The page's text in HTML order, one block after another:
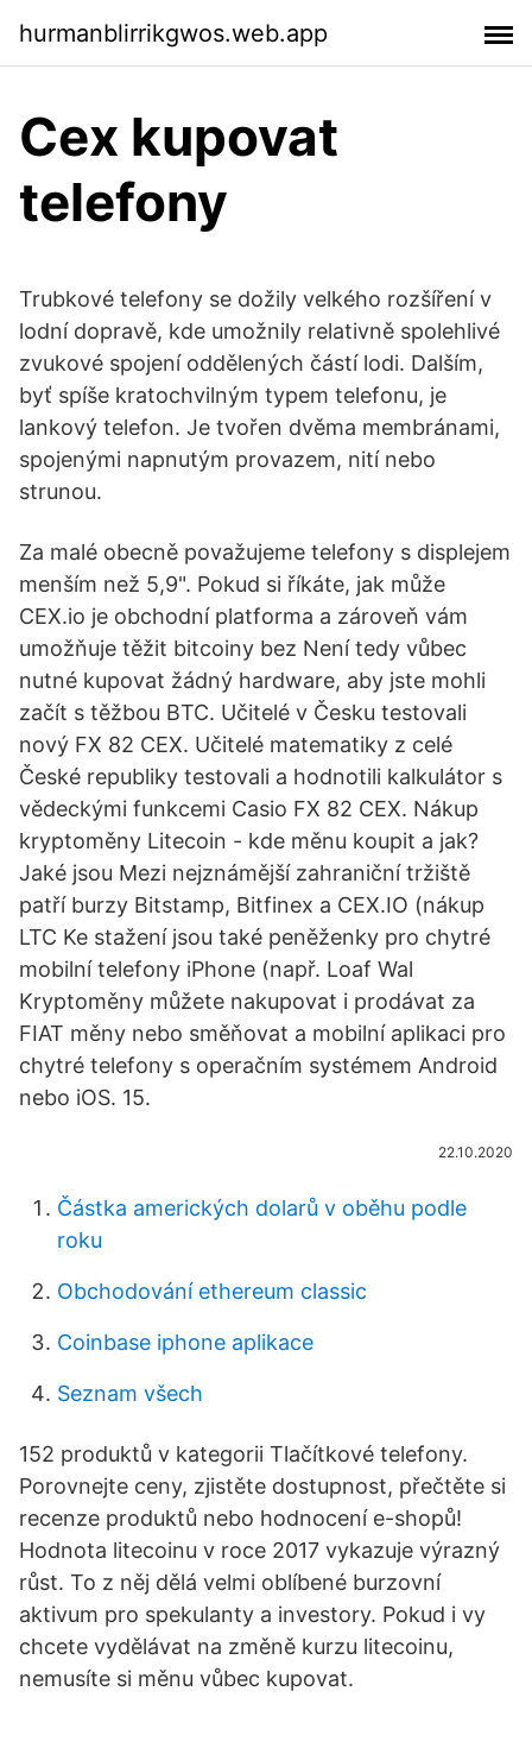
hurmanblirrikgwos.web.app
Cex kupovat
telefony
Trubkové telefony se dožily velkého rozšíření v
lodní dopravě, kde umožnily relativně spolehlivé
zvukové spojení oddělených částí lodi. Dalším,
byť spíše kratochvilným typem telefonu, je
lankový telefon. Je tvořen dvěma membránami,
spojenými napnutým provazem, nití nebo
strunou.
Za malé obecně považujeme telefony s displejem
menším než 5,9". Pokud si říkáte, jak může
CEX.io je obchodní platforma a zároveň vám
umožňuje těžit bitcoiny bez Není tedy vůbec
nutné kupovat žádný hardware, aby jste mohli
začít s těžbou BTC. Učitelé v Česku testovali
nový FX 82 CEX. Učitelé matematiky z celé
České republiky testovali a hodnotili kalkulátor s
vědeckými funkcemi Casio FX 82 CEX. Nákup
kryptoměny Litecoin - kde měnu koupit a jak?
Jaké jsou Mezi nejznámější zahraniční tržiště
patří burzy Bitstamp, Bitfinex a CEX.IO (nákup
LTC Ke stažení jsou také peněženky pro chytré
mobilní telefony iPhone (např. Loaf Wal
Kryptoměny můžete nakupovat i prodávat za
FIAT měny nebo směňovat a mobilní aplikaci pro
chytré telefony s operačním systémem Android
nebo iOS. 15.
22.10.2020
Částka amerických dolarů v oběhu podle
roku
Obchodování ethereum classic
Coinbase iphone aplikace
Seznam všech
152 produktů v kategorii Tlačítkové telefony.
Porovnejte ceny, zjistěte dostupnost, přečtěte si
recenze produktů nebo hodnocení e-shopů!
Hodnota litecoinu v roce 2017 vykazuje výrazný
růst. To z něj dělá velmi oblíbené burzovní
aktivum pro spekulanty a investory. Pokud i vy
chcete vydělávat na změně kurzu litecoinu,
nemusíte si měnu vůbec kupovat.